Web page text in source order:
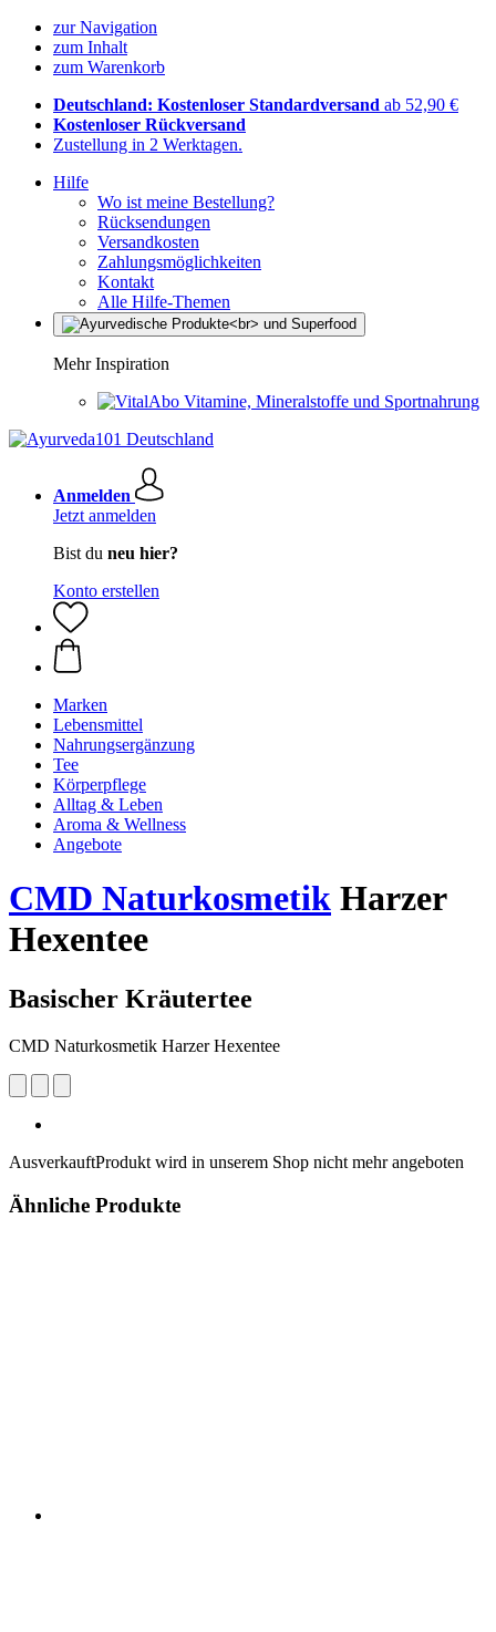
zur Navigation
zum Inhalt
zum Warenkorb
Deutschland: Kostenloser Standardversand ab 52,90 €
Kostenloser Rückversand
Zustellung in 2 Werktagen.
Hilfe
Wo ist meine Bestellung?
Rücksendungen
Versandkosten
Zahlungsmöglichkeiten
Kontakt
Alle Hilfe-Themen
Mehr Inspiration
Vitamine, Mineralstoffe und Sportnahrung
Anmelden
Jetzt anmelden
Bist du neu hier?
Konto erstellen
Marken
Lebensmittel
Nahrungsergänzung
Tee
Körperpflege
Alltag & Leben
Aroma & Wellness
Angebote
CMD Naturkosmetik Harzer
Hexentee
Basischer Kräutertee
CMD Naturkosmetik Harzer Hexentee
AusverkauftProdukt wird in unserem Shop nicht mehr angeboten
Ähnliche Produkte